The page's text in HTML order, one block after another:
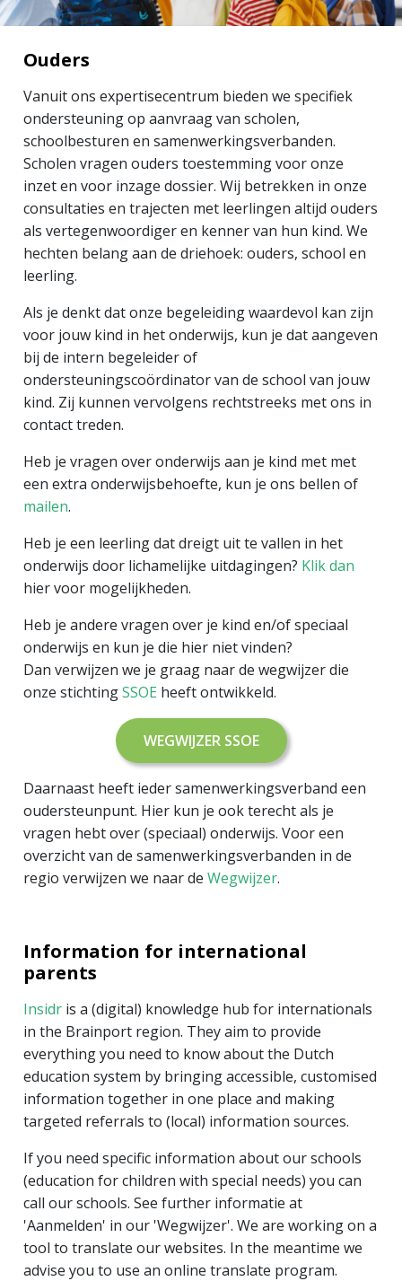
Ouders
Vanuit ons expertisecentrum bieden we specifiek
ondersteuning op aanvraag van scholen,
schoolbesturen en samenwerkingsverbanden.
Scholen vragen ouders toestemming voor onze
inzet en voor inzage dossier. Wij betrekken in onze
consultaties en trajecten met leerlingen altijd ouders
als vertegenwoordiger en kenner van hun kind. We
hechten belang aan de driehoek: ouders, school en
leerling.
Als je denkt dat onze begeleiding waardevol kan zijn
voor jouw kind in het onderwijs, kun je dat aangeven
bij de intern begeleider of
ondersteuningscoördinator van de school van jouw
kind. Zij kunnen vervolgens rechtstreeks met ons in
contact treden.
Heb je vragen over onderwijs aan je kind met met
een extra onderwijsbehoefte, kun je ons bellen of
mailen.
Heb je een leerling dat dreigt uit te vallen in het
onderwijs door lichamelijke uitdagingen? Klik dan
hier voor mogelijkheden.
Heb je andere vragen over je kind en/of speciaal
onderwijs en kun je die hier niet vinden?
Dan verwijzen we je graag naar de wegwijzer die
onze stichtingSSOE heeft ontwikkeld.
WEGWIJZER SSOE
Daarnaast heeft ieder samenwerkingsverband een
oudersteunpunt. Hier kun je ook terecht als je
vragen hebt over (speciaal) onderwijs. Voor een
overzicht van de samenwerkingsverbanden in de
regio verwijzen we naar de Wegwijzer.
Information for international
parents
Insidr is a (digital) knowledge hub for internationals
in the Brainport region. They aim to provide
everything you need to know about the Dutch
education system by bringing accessible, customised
information together in one place and making
targeted referrals to (local) information sources.
If you need specific information about our schools
(education for children with special needs) you can
call our schools. See further informatie at
'Aanmelden' in our 'Wegwijzer'. We are working on a
tool to translate our websites. In the meantime we
advise you to use an online translate program.